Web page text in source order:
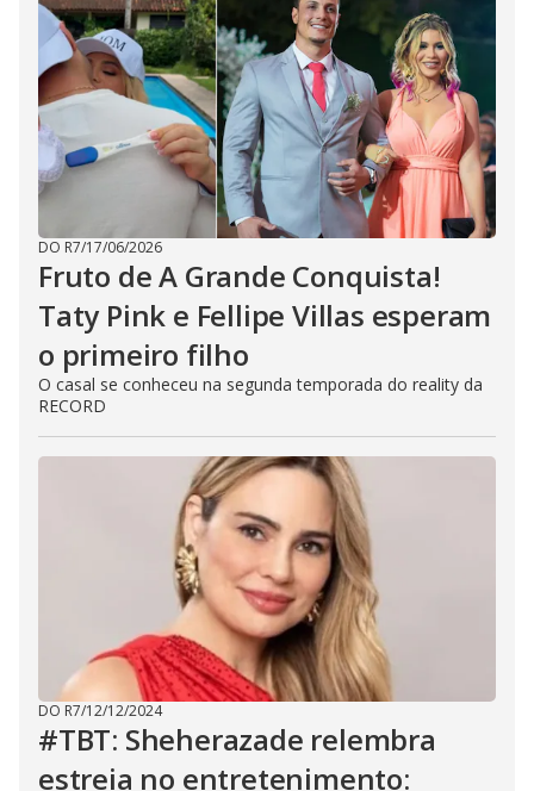
DO R7/17/06/2026
Fruto de A Grande Conquista!
Taty Pink e Fellipe Villas esperam
o primeiro filho
O casal se conheceu na segunda temporada do reality da
RECORD
DO R7/12/12/2024
#TBT: Sheherazade relembra
estreia no entretenimento: